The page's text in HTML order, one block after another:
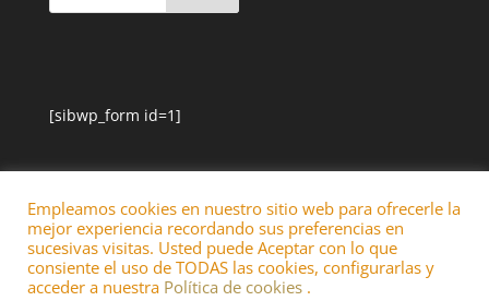
[sibwp_form id=1]
Empleamos cookies en nuestro sitio web para ofrecerle la
mejor experiencia recordando sus preferencias en
sucesivas visitas. Usted puede Aceptar con lo que
consiente el uso de TODAS las cookies, configurarlas y
acceder a nuestra Política de cookies .